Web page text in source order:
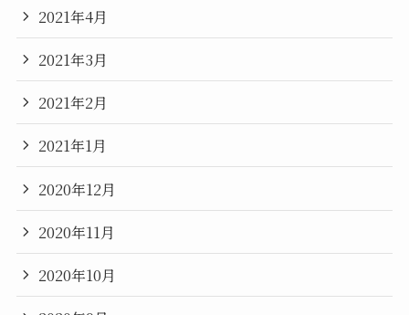
2021年4月
2021年3月
2021年2月
2021年1月
2020年12月
2020年11月
2020年10月